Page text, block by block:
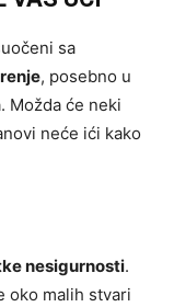
sa
, posebno u
Možda će neki
neće ići kako
nesigurnosti.
oko malih stvari